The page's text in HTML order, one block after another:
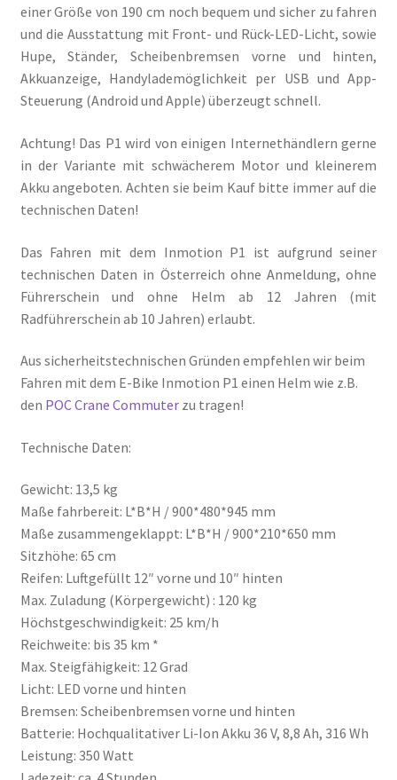
einer Größe von 190 cm noch bequem und sicher zu fahren
und die Ausstattung mit Front- und Rück-LED-Licht, sowie
Hupe, Ständer, Scheibenbremsen vorne und hinten,
Akkuanzeige, Handylademöglichkeit per USB und App-
Steuerung (Android und Apple) überzeugt schnell.
Achtung! Das P1 wird von einigen Internethändlern gerne
in der Variante mit schwächerem Motor und kleinerem
Akku angeboten. Achten sie beim Kauf bitte immer auf die
technischen Daten!
Das Fahren mit dem Inmotion P1 ist aufgrund seiner
technischen Daten in Österreich ohne Anmeldung, ohne
Führerschein und ohne Helm ab 12 Jahren (mit
Radführerschein ab 10 Jahren) erlaubt.
Aus sicherheitstechnischen Gründen empfehlen wir beim
Fahren mit dem E-Bike Inmotion P1 einen Helm wie z.B.
den POC Crane Commuterzu tragen!
Technische Daten:
Gewicht: 13,5 kg
Maße fahrbereit: L*B*H / 900*480*945 mm
Maße zusammengeklappt: L*B*H / 900*210*650 mm
Sitzhöhe: 65 cm
Reifen: Luftgefüllt 12″ vorne und 10″ hinten
Max. Zuladung (Körpergewicht) : 120 kg
Höchstgeschwindigkeit: 25 km/h
Reichweite: bis 35 km *
Max. Steigfähigkeit: 12 Grad
Licht: LED vorne und hinten
Bremsen: Scheibenbremsen vorne und hinten
Batterie: Hochqualitativer Li-Ion Akku 36 V, 8,8 Ah, 316 Wh
Leistung: 350 Watt